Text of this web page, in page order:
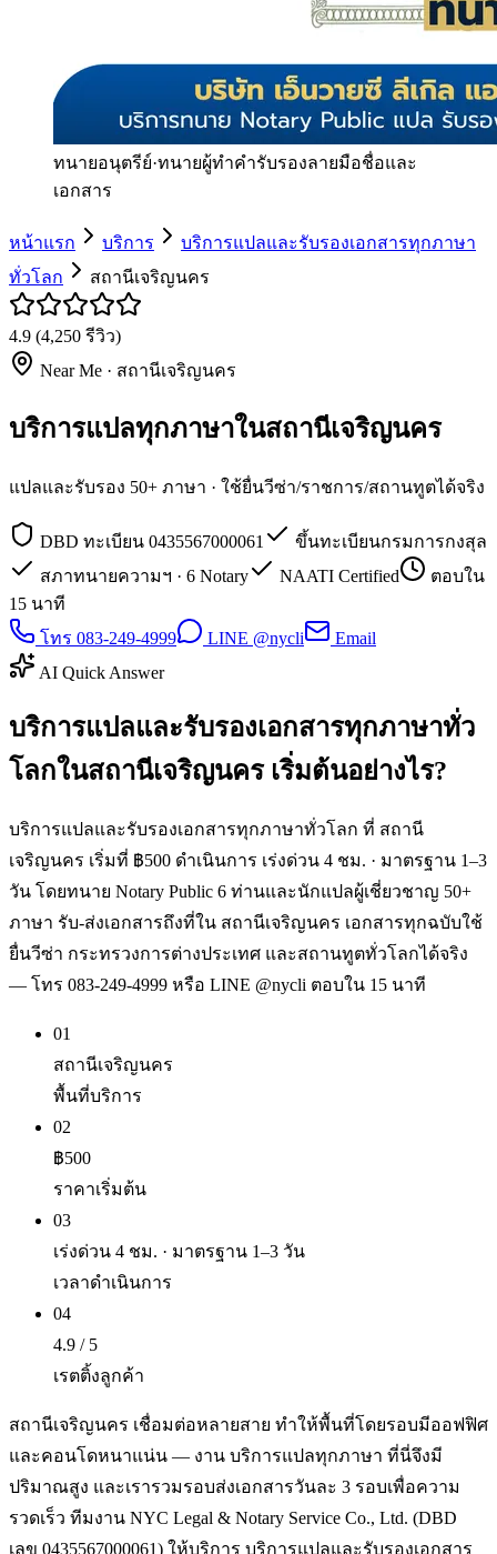
ทนายอนุตรีย์·ทนายผู้ทำคำรับรองลายมือชื่อและ
เอกสาร
หน้าแรก บริการ
บริการแปลและรับรองเอกสารทุกภาษา
ทั่วโลก
สถานีเจริญนคร
4.9 (4,250 รีวิว)
Near Me · สถานีเจริญนคร
บริการแปลทุกภาษาในสถานีเจริญนคร
แปลและรับรอง 50+ ภาษา · ใช้ยื่นวีซ่า/ราชการ/สถานทูตได้จริง
DBD ทะเบียน 0435567000061
ขึ้นทะเบียนกรมการกงสุล
สภาทนายความฯ · 6 Notary
NAATI Certified
ตอบใน
15 นาที
โทร 083-249-4999
LINE @nycli
Email
AI Quick Answer
บริการแปลและรับรองเอกสารทุกภาษาทั่ว
โลกในสถานีเจริญนคร เริ่มต้นอย่างไร?
บริการแปลและรับรองเอกสารทุกภาษาทั่วโลก ที่ สถานี
เจริญนคร เริ่มที่ ฿500 ดำเนินการ เร่งด่วน 4 ชม. · มาตรฐาน 1–3
วัน โดยทนาย Notary Public 6 ท่านและนักแปลผู้เชี่ยวชาญ 50+
ภาษา รับ-ส่งเอกสารถึงที่ใน สถานีเจริญนคร เอกสารทุกฉบับใช้
ยื่นวีซ่า กระทรวงการต่างประเทศ และสถานทูตทั่วโลกได้จริง
— โทร 083-249-4999 หรือ LINE @nycli ตอบใน 15 นาที
01
สถานีเจริญนคร
พื้นที่บริการ
02
฿500
ราคาเริ่มต้น
03
เร่งด่วน 4 ชม. · มาตรฐาน 1–3 วัน
เวลาดำเนินการ
04
4.9 / 5
เรตติ้งลูกค้า
สถานีเจริญนคร เชื่อมต่อหลายสาย ทำให้พื้นที่โดยรอบมีออฟฟิศ
และคอนโดหนาแน่น — งาน บริการแปลทุกภาษา ที่นี่จึงมี
ปริมาณสูง และเรารวมรอบส่งเอกสารวันละ 3 รอบเพื่อความ
รวดเร็ว ทีมงาน NYC Legal & Notary Service Co., Ltd. (DBD
เลข 0435567000061) ให้บริการ บริการแปลและรับรองเอกสาร